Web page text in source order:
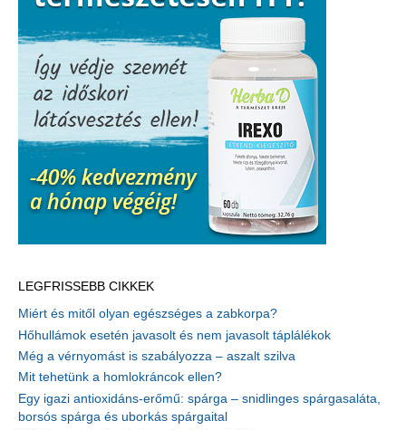
LEGFRISSEBB CIKKEK
Miért és mitől olyan egészséges a zabkorpa?
Hőhullámok esetén javasolt és nem javasolt táplálékok
Még a vérnyomást is szabályozza – aszalt szilva
Mit tehetünk a homlokráncok ellen?
Egy igazi antioxidáns-erőmű: spárga – snidlinges spárgasaláta,
borsós spárga és uborkás spárgaital